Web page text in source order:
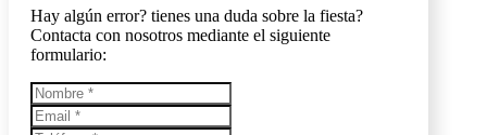
Hay algún error? tienes una duda sobre la fiesta?
Contacta con nosotros mediante el siguiente
formulario: